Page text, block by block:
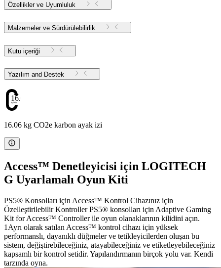
Özellikler ve Uyumluluk
Malzemeler ve Sürdürülebilirlik
Kutu içeriği
Yazılım and Destek
16.06
16.06 kg CO2e karbon ayak izi
Access™ Denetleyicisi için LOGITECH
G Uyarlamalı Oyun Kiti
PS5® Konsolları için Access™ Kontrol Cihazınız için
Özelleştirilebilir Kontroller PS5® konsolları için Adaptive Gaming
Kit for Access™ Controller ile oyun olanaklarının kilidini açın.
1Ayrı olarak satılan Access™ kontrol cihazı için yüksek
performanslı, dayanıklı düğmeler ve tetikleyicilerden oluşan bu
sistem, değiştirebileceğiniz, atayabileceğiniz ve etiketleyebileceğiniz
kapsamlı bir kontrol setidir. Yapılandırmanın birçok yolu var. Kendi
tarzında oyna.